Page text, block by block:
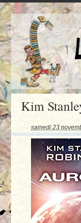
Kim
samedi 23